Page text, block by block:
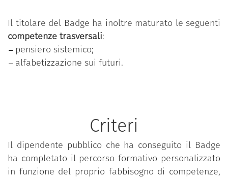
Il titolare del Badge ha inoltre maturato le seguenti
competenze trasversali:
pensiero sistemico;
alfabetizzazione sui futuri.
Criteri
Il dipendente pubblico che ha conseguito il Badge
ha completato il percorso formativo personalizzato
in funzione del proprio fabbisogno di competenze,